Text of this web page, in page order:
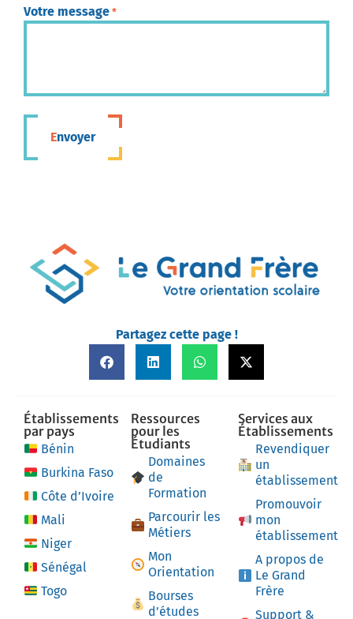
Votre message *
Envoyer
Partagez cette page !
Établissements
par pays
Bénin
Burkina Faso
Côte d’Ivoire
Mali
Niger
Sénégal
Togo
Ressources
pour les
Étudiants
Domaines
de
Formation
Parcourir les
Métiers
Mon
Orientation
Bourses
d’études
Services aux
Établissements
Revendiquer
un
établissement
Promouvoir
mon
établissement
A propos de
Le Grand
Frère
Support &